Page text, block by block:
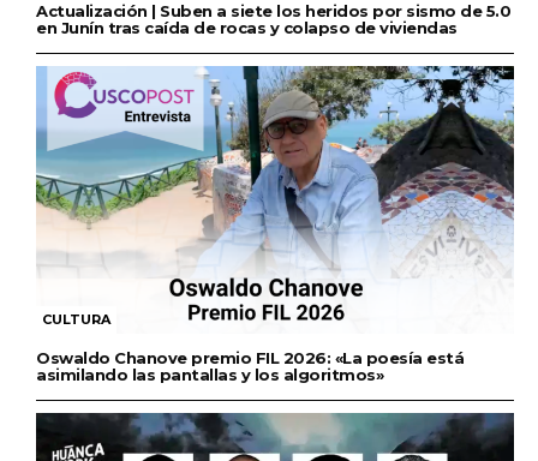
Actualización | Suben a siete los heridos por sismo de 5.0
en Junín tras caída de rocas y colapso de viviendas
CULTURA
Oswaldo Chanove premio FIL 2026: «La poesía está
asimilando las pantallas y los algoritmos»